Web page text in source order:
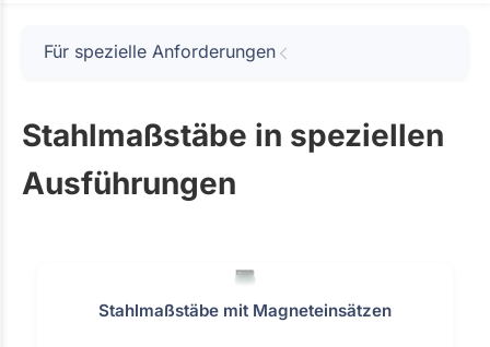
Für spezielle Anforderungen
Stahlmaßstäbe in speziellen
Ausführungen
Stahlmaßstäbe mit Magneteinsätzen